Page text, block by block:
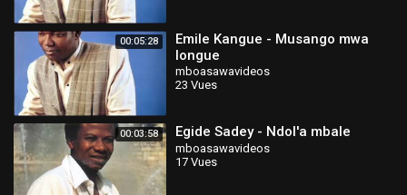
00:05:28
Emile Kangue - Musango mwa
longue
mboasawavideos
23 Vues
00:03:58 Egide Sadey - Ndol'a mbale
mboasawavideos
17 Vues